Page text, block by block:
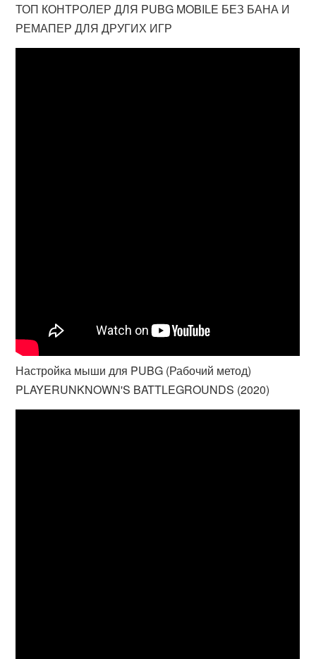
ТОП КОНТРОЛЕР ДЛЯ PUBG MOBILE БЕЗ БАНА И
РЕМАПЕР ДЛЯ ДРУГИХ ИГР
Настройка мыши для PUBG (Рабочий метод)
PLAYERUNKNOWN'S BATTLEGROUNDS (2020)